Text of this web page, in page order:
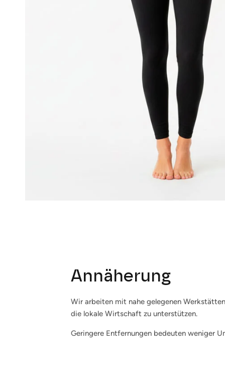
Annäherung
Wir arbeiten mit nahe gelegenen
die lokale Wirtschaft zu unterstützen.
Geringere Entfernungen bedeuten weniger